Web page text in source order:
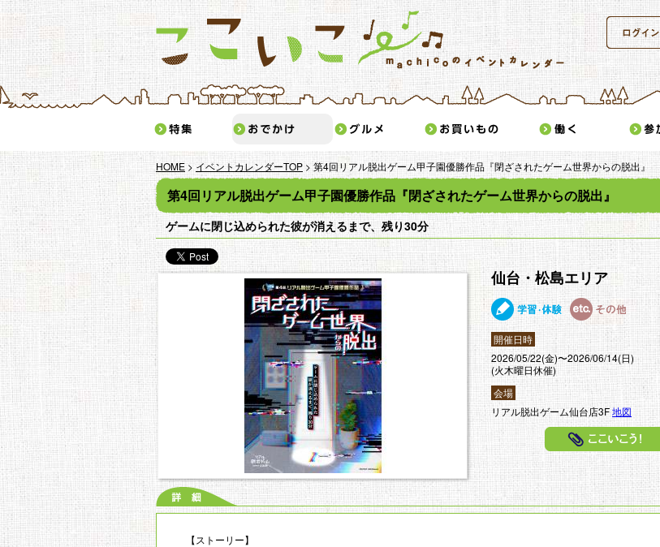
HOME > イベントカレンダーTOP > 第4回リアル脱出ゲーム甲子園優勝作品『閉ざされたゲーム世界からの脱出』
第4回リアル脱出ゲーム甲子園優勝作品『閉ざされたゲーム世界からの脱出』
ゲームに閉じ込められた彼が消えるまで、残り30分
仙台・松島エリア
学習・体験 その他
開催日時
2026/05/22(金)〜2026/06/14(日)
(火木曜日休催)
会場
リアル脱出ゲーム仙台店3F地図
【ストーリー】